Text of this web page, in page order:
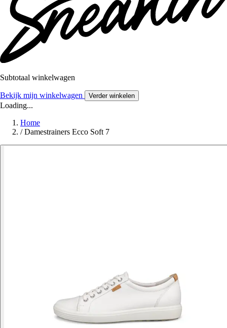
Subtotaal winkelwagen
Bekijk mijn winkelwagen Verder winkelen
Loading...
Home
/ Damestrainers Ecco Soft 7